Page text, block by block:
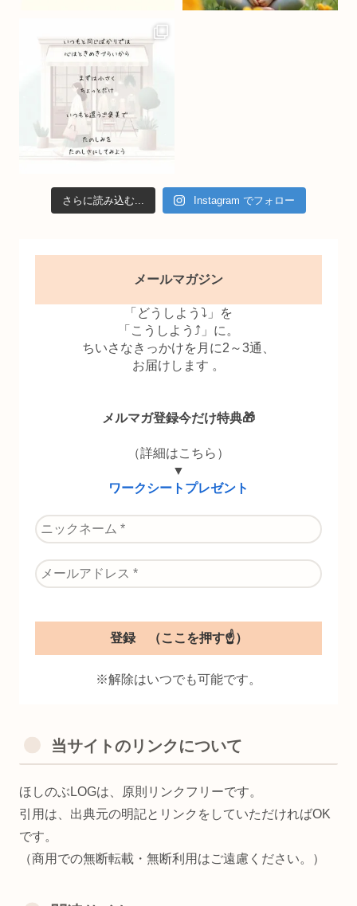
n
el
さらに読み込む... Instagram でフォロー
メールマガジン
「どうしよう⤵」を
「こうしよう⤴」に。
ちいさなきっかけを月に2～3通、
お届けします 。
メルマガ登録今だけ特典🎁
（詳細はこちら）
▼
ワークシートプレゼント
※解除はいつでも可能です。
当サイトのリンクについて
ほしのぶLOGは、原則リンクフリーです。
引用は、出典元の明記とリンクをしていただければOK
です。
（商用での無断転載・無断利用はご遠慮ください。）